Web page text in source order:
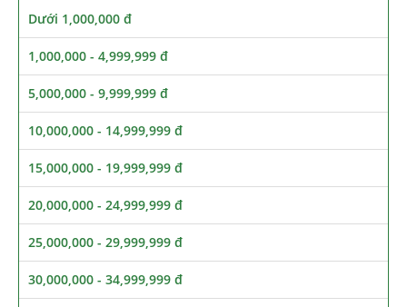
Dưới 1,000,000 đ
1,000,000 - 4,999,999 đ
5,000,000 - 9,999,999 đ
10,000,000 - 14,999,999 đ
15,000,000 - 19,999,999 đ
20,000,000 - 24,999,999 đ
25,000,000 - 29,999,999 đ
30,000,000 - 34,999,999 đ